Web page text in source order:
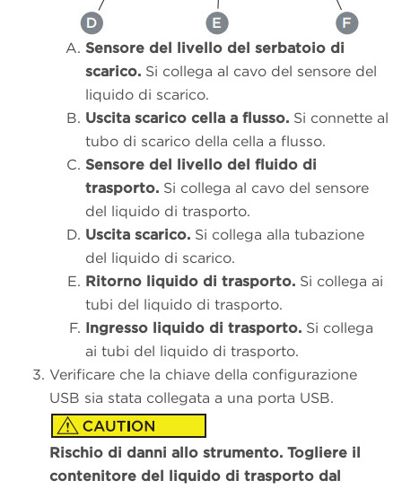
Sensore del livello del serbatoio di
scarico. Si collega al cavo del sensore del
liquido di scarico.
Uscita scarico cella a flusso. Si connette al
tubo di scarico della cella a flusso.
Sensore del livello del fluido di
trasporto. Si collega al cavo del sensore
del liquido di trasporto.
Uscita scarico. Si collega alla tubazione
del liquido di scarico.
Ritorno liquido di trasporto. Si collega ai
tubi del liquido di trasporto.
Ingresso liquido di trasporto. Si collega
ai tubi del liquido di trasporto.
Verificare che la chiave della configurazione
USB sia stata collegata a una porta USB.
Rischio di danni allo strumento. Togliere il
contenitore del liquido di trasporto dal